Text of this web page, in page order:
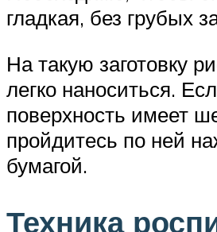
гладкая, без грубых
На такую заготовку
легко наноситься.
поверхность имеет
пройдитесь по ней
бумагой.
Техника